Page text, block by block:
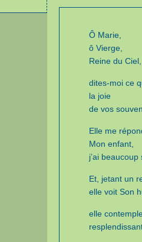
Ô Marie,
ô Vierge,
Reine du Ciel,
dites-moi ce
la joie
de vos
Elle me
Mon enfant,
j’ai beaucoup
Et, jetant un
elle voit Son
elle